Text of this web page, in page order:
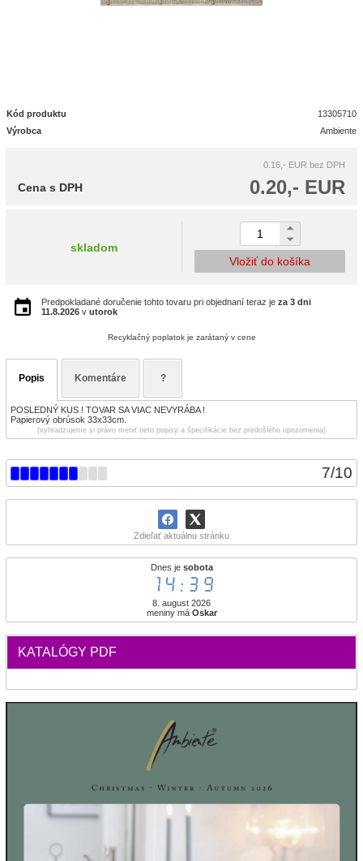
7/10
Zdieľať aktuálnu stránku
Dnes je sobota
14:39
8. august 2026
meniny má Oskar
KATALÓGY PDF
Kód produktu
13305710
Výrobca
Ambiente
0.16,- EUR bez DPH
0.20,- EUR
Cena s DPH
skladom
Vložiť do košíka
Predpokladané doručenie tohto tovaru pri objednaní teraz je za 3 dni
11.8.2026 v utorok
Recyklačný poplatok je zarátaný v cene
Popis Komentáre ?
POSLEDNÝ KUS ! TOVAR SA VIAC NEVYRÁBA !
Papierový obrúsok 33x33cm.
(vyhradzujeme si právo meniť tieto popisy a špecifikácie bez predošlého upozornenia)